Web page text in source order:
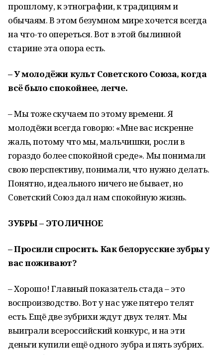
прошлому, к этнографии, к традициям и
обычаям. В этом безумном мире хочется всегда
на что-то опереться. Вот в этой былинной
старине эта опора есть.
– У молодёжи культ Советского Союза, когда
всё было спокойнее, легче.
– Мы тоже скучаем по этому времени. Я
молодёжи всегда говорю: «Мне вас искренне
жаль, потому что мы, мальчишки, росли в
гораздо более спокойной среде». Мы понимали
свою перспективу, понимали, что нужно делать.
Понятно, идеального ничего не бывает, но
Советский Союз дал нам спокойную жизнь.
ЗУБРЫ – ЭТО ЛИЧНОЕ
– Просили спросить. Как белорусские зубры у
вас поживают?
– Хорошо! Главный показатель стада – это
воспроизводство. Вот у нас уже пятеро телят
есть. Ещё две зубрихи ждут двух телят. Мы
выиграли всероссийский конкурс, и на эти
деньги купили ещё одного зубра и пять зубрих.